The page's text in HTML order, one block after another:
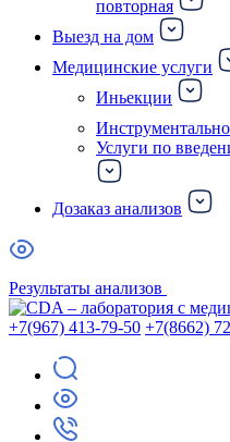
повторная
Выезд на дом
Медицинские услуги
Иньекции
Услуги по
Дозаказ анализов
Результаты анализов
+7(967) 413-79-50 +7(8662)